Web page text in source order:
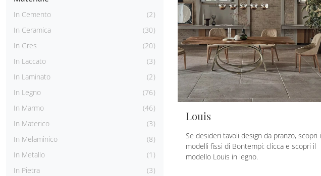
In Cemento
2
In Ceramica
30
In Gres
20
In Laccato
3
In Laminato
2
In Legno
76
In Marmo
46
In Materico
3
In Melaminico
8
In Metallo
1
In Pietra
3
Louis
Se desideri tavoli design da pranzo, scopri i
modelli fissi di Bontempi: clicca e scopri il
modello Louis in legno.